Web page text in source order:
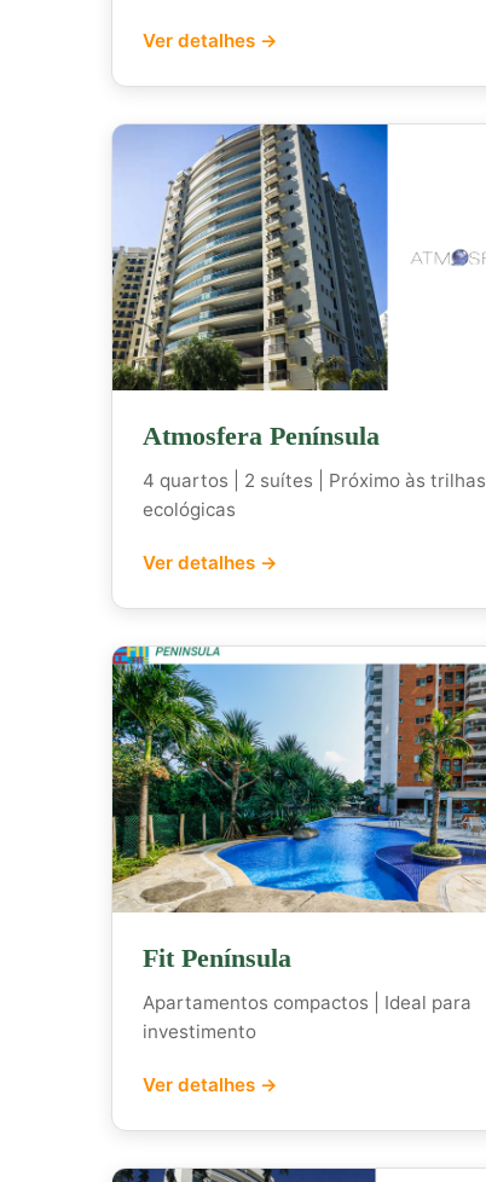
Ver detalhes →
Atmosfera Península
4 quartos | 2 suítes | Próximo às trilhas
ecológicas
Ver detalhes →
Fit Península
Apartamentos compactos | Ideal para
investimento
Ver detalhes →